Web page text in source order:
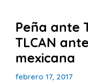
Peña ante
TLCAN
mexicana
febrero 17, 2017